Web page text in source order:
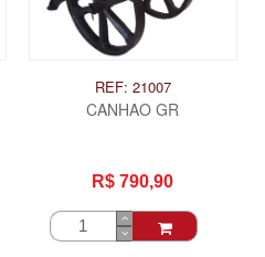
REF: 21007
CANHAO GR
R$ 790,90